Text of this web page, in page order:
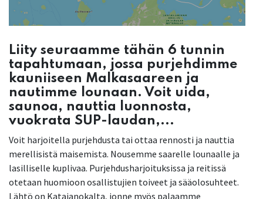
Liity seuraamme tähän 6 tunnin
tapahtumaan, jossa purjehdimme
kauniiseen Malkasaareen ja
nautimme lounaan. Voit uida,
saunoa, nauttia luonnosta,
vuokrata SUP-laudan,...
Voit harjoitella purjehdusta tai ottaa rennosti ja nauttia
merellisistä maisemista. Nousemme saarelle lounaalle ja
lasilliselle kuplivaa. Purjehdusharjoituksissa ja reitissä
otetaan huomioon osallistujien toiveet ja sääolosuhteet.
Lähtö on Katajanokalta, jonne myös palaamme